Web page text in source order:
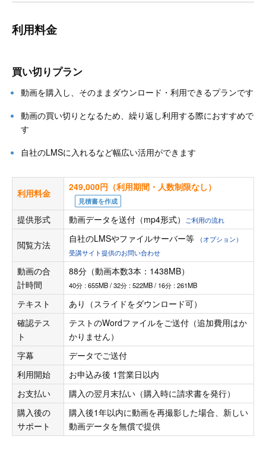
利用料金
買い切りプラン
動画を購入し、そのままダウンロード・利用できるプランです
動画の買い切りとなるため、繰り返し利用する際におすすめで
す
自社のLMSに入れるなど幅広い活用ができます
利用料金
249,000円（利用期間・人数制限なし）
見積書を作成
提供形式 動画データを送付（mp4形式） ご利用の流れ
閲覧方法
自社のLMSやファイルサーバー等
（オプション）
受講サイト提供のお問い合わせ
動画の合
計時間
88分（動画本数3本：1438MB）
40分 : 655MB / 32分 : 522MB / 16分 : 261MB
テキスト
あり（スライドをダウンロード可）
確認テス
ト
テストのWordファイルをご送付（追加費用はか
かりません）
字幕
データでご送付
利用開始
お申込み後 1営業日以内
お支払い
購入の翌月末払い（購入時に請求書を発行）
購入後の
サポート
購入後1年以内に動画を再撮影した場合、新しい
動画データを無償で提供